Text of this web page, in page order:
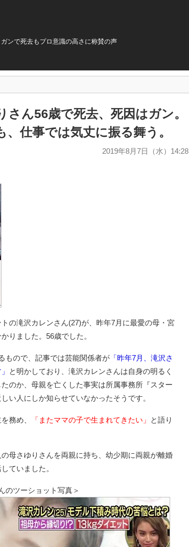
ンで死去もプロ意識の高さに称賛の声
ん56歳で死去、死因はガン。
仕事では気丈に振る舞う。
2019年8月7日（水）14:28
の滝沢カレンさん(27)が、昨年7月に最愛の母・宮
りました。56歳でした。
もので、記事では芸能関係者が 「昨年7月、滝沢さ
と明かしており、滝沢カレンさんは自身の明るく
のか、母親を亡くした事実は所属事務所『スター
い人にしか知らせていなかったそうです。
務め、 「またママの子で生まれてきたい」
と語り
母さゆりさんを両親に持ち、幼少期に両親が離婚
ていました。
のツーショット写真＞